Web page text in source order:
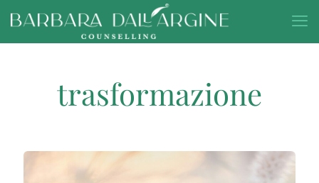
trasformazione